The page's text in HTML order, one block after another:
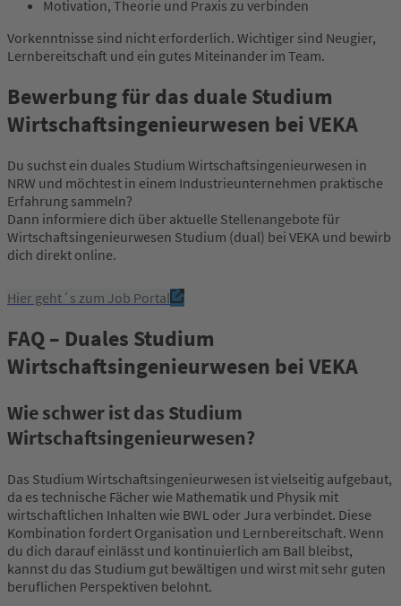
Motivation, Theorie und Praxis zu verbinden
Vorkenntnisse sind nicht erforderlich. Wichtiger sind Neugier,
Lernbereitschaft und ein gutes Miteinander im Team.
Bewerbung für das duale Studium
Wirtschaftsingenieurwesen bei VEKA
Du suchst ein duales Studium Wirtschaftsingenieurwesen in
NRW und möchtest in einem Industrieunternehmen praktische
Erfahrung sammeln?
Dann informiere dich über aktuelle Stellenangebote für
Wirtschaftsingenieurwesen Studium (dual) bei VEKA und bewirb
dich direkt online.
Hier geht´s zum Job Portal
FAQ – Duales Studium
Wirtschaftsingenieurwesen bei VEKA
Wie schwer ist das Studium
Wirtschaftsingenieurwesen?
Das Studium Wirtschaftsingenieurwesen ist vielseitig aufgebaut,
da es technische Fächer wie Mathematik und Physik mit
wirtschaftlichen Inhalten wie BWL oder Jura verbindet. Diese
Kombination fordert Organisation und Lernbereitschaft. Wenn
du dich darauf einlässt und kontinuierlich am Ball bleibst,
kannst du das Studium gut bewältigen und wirst mit sehr guten
beruflichen Perspektiven belohnt.